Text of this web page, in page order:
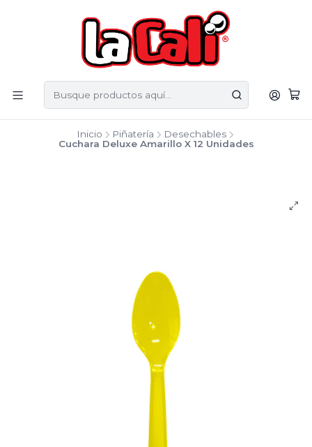
Inicio Piñatería
Desechables
Cuchara Deluxe Amarillo X 12 Unidades